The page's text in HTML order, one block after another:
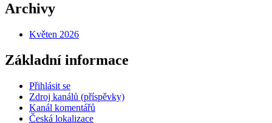
Archivy
Květen 2026
Základní informace
Přihlásit se
Zdroj kanálů (příspěvky)
Kanál komentářů
Česká lokalizace